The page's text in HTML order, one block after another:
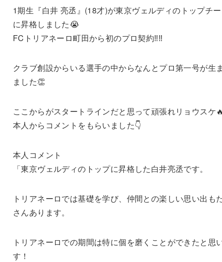
1期生『白井 亮丞』(18才)が東京ヴェルディのトップチ
に昇格しました😭
FCトリアネーロ町田から初のプロ契約‼️‼️
クラブ創設からいる選手の中からなんとプロ第一号が生
ました👏
ここからがスタートラインだと思って頑張れリョウスケ
本人からコメントをもらいました👇
本人コメント
「東京ヴェルディのトップに昇格した白井亮丞です。
トリアネーロでは基礎を学び、仲間との楽しい思い出も
さんあります。
トリアネーロでの期間は特に個を磨くことができたと思
す！